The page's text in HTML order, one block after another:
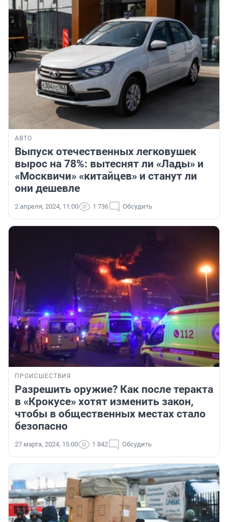
АВТО
Выпуск отечественных легковушек
вырос на 78%: вытеснят ли «Лады» и
«Москвичи» «китайцев» и станут ли
они дешевле
2 апреля, 2024, 11:00 1 736 Обсудить
ПРОИСШЕСТВИЯ
Разрешить оружие? Как после теракта
в «Крокусе» хотят изменить закон,
чтобы в общественных местах стало
безопасно
27 марта, 2024, 15:00 1 842 Обсудить